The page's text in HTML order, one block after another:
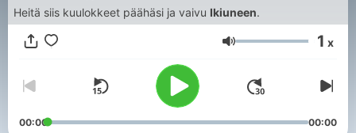
Heitä siis kuulokkeet päähäsi ja vaivu Ikiuneen.
Äänenvoimakkuus
1 x
00:00 00:00